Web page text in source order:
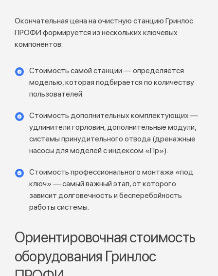
Окончательная цена на очистную станцию Гринлос
ПРОФИ формируется из нескольких ключевых
компонентов:
Стоимость самой станции — определяется
моделью, которая подбирается по количеству
пользователей.
Стоимость дополнительных комплектующих —
удлинители горловин, дополнительные модули,
системы принудительного отвода (дренажные
насосы для моделей с индексом «Пр»).
Стоимость профессионального монтажа «под
ключ» — самый важный этап, от которого
зависит долговечность и бесперебойность
работы системы.
Ориентировочная стоимость
оборудования Гринлос